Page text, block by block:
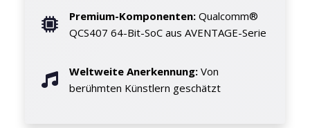
Premium-Komponenten: Qualcomm®
QCS407 64-Bit-SoC aus AVENTAGE-Serie
Weltweite Anerkennung: Von
berühmten Künstlern geschätzt